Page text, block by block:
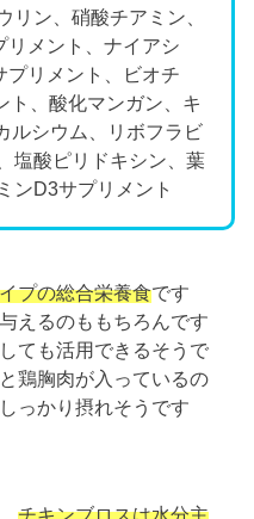
リン、硝酸チアミン、
リメント、ナイアシ
プリメント、ビオチ
ト、酸化マンガン、キ
ルシウム、リボフラビ
塩酸ピリドキシン、葉
ンD3サプリメント
プの総合栄養食です
えるのももちろんです
ても活用できるそうで
鶏胸肉が入っているの
っかり摂れそうです
チキンブロスは水分主